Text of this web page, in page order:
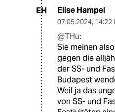
EH Elise Hampel
07.05.2024, 14:22
@THu:
Sie meinen
gegen die
der SS- und
Budapest
Weil ja das
von SS- und